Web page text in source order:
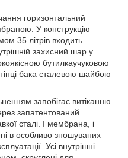
горизонтальний
У конструкцію
35 літрів входить
захисний шар у
бутилкаучуковою
бака сталевою шайбою
запобігає витіканню
запатентований
сталі. І мембрана, і
в особливо зношуваних
Усі внутрішні